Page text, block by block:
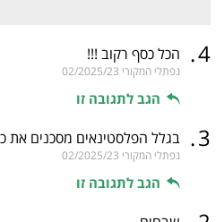
4
. הכל כסף רקוב !!!
נפתלי המקורי 02/2025/23
הגב לתגובה זו
3
. בגלל הפלסטינאים מסכנים את
נפתלי המקורי 02/2025/23
הגב לתגובה זו